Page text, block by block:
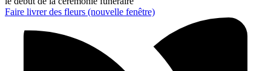
Faire livrer des fleurs (nouvelle fenêtre)